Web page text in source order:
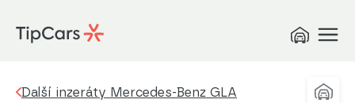
Další inzeráty Mercedes-Benz GLA